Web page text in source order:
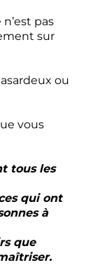
pas
sur
ou
vous
tous les
qui ont
à
que